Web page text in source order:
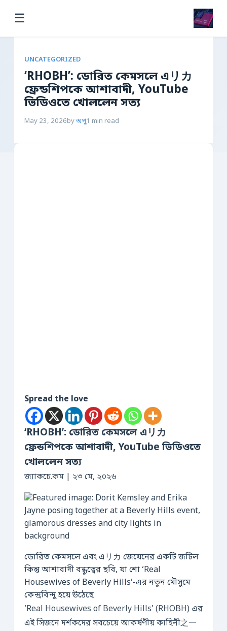
☰
UNCATEGORIZED
‘RHOBH’: ডোরিত কেমসলে এリカ
ফ্রেন্ডশিপকে আশাবাদী, YouTube
ভিডিওতে খোললেন সত্য
May 23, 2026byঅপু1 min read
Spread the love
‘RHOBH’: ডোরিত কেমসলে এリカ
ফ্রেন্ডশিপকে আশাবাদী, YouTube ভিডিওতে
খোললেন সত্য
জ্যাকচে.কম | ২৩ মে, ২০২৬
ডোরিত কেমসলে এবং এリカ জেয়েনের একটি জটিল
কিন্তু আশাবাদী বন্ধুত্বের ছবি, যা শো ‘Real
Housewives of Beverly Hills’-এর নতুন মৌসুমে
কেন্দ্রবিন্দু হয়ে উঠেছে
‘Real Housewives of Beverly Hills’ (RHOBH) এর
এই সিজনে দর্শকদের সবচেয়ে আকর্ষণীয় কাহিনী之一